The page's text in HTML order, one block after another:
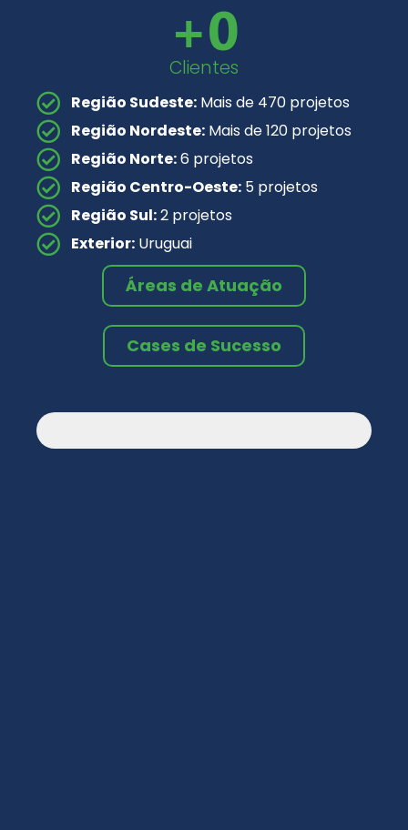
Clientes
+0
Região Sudeste:Mais de 470 projetos
Região Nordeste:Mais de 120 projetos
Região Norte:6 projetos
Região Centro-Oeste:5 projetos
Região Sul:2 projetos
Exterior:Uruguai
Áreas de Atuação
Cases de Sucesso